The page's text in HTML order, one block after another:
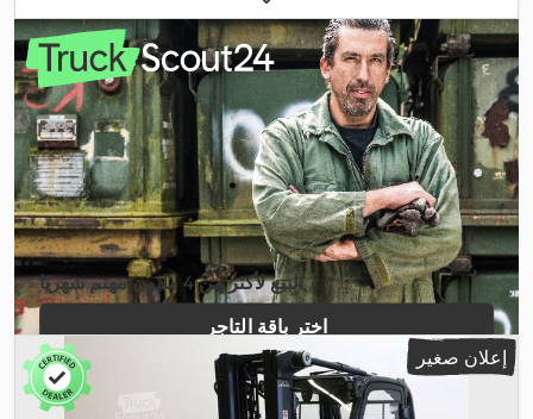
(تريبيليكس), سعة البطارية:625 آه , جهد البطارية: 48 V, عرض إطار
الشوكة:980 مم , طول الشوكات:1.200 مم , مقاس الإطار الأمامي:18x7-
8
, مقاس الإطار الخلفي:15x4-1/2-8 , وزن فارغ:3.060 كجم
, الارتفاع
الكلي:1.950 مم , الطول الكلي:1.954 مم , العرض الكلي:1.090 مم
, وقود:
كهرباء,
البيع لأكثر من 4 مليون مهتم شهريًا
اختر باقة التاجر
إنشاء إعلان فردي
إعلان صغير